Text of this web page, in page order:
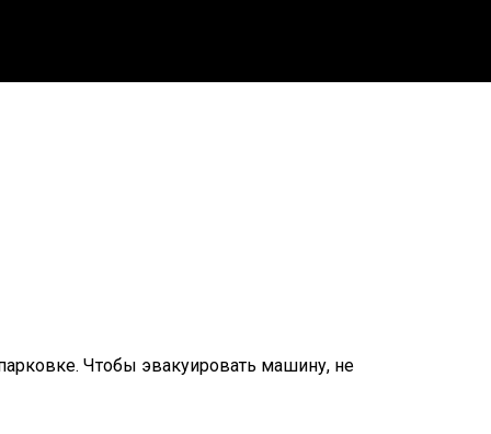
Чтобы эвакуировать машину, не